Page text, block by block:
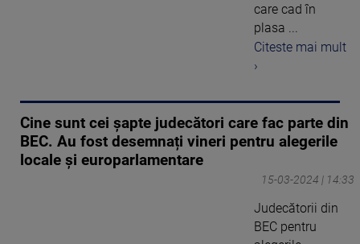
care cad în
plasa ...
Citeste mai mult
›
Cine sunt cei șapte judecători care fac parte din
BEC. Au fost desemnați vineri pentru alegerile
locale și europarlamentare
15-03-2024 | 14:33
Judecătorii din
BEC pentru